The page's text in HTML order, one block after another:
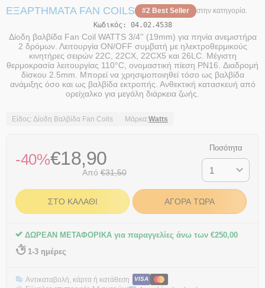
ΕΞΑΡΤΉΜΑΤΑ FAN COILS #2 Best Seller
στην κατηγορία.
Κωδικός:
04.02.4538
Δίοδη βαλβίδα Fan Coil WATTS 3/4'' (19mm) για πηνία ανεμιστήρα
2 δρόμων. Λειτουργία ON/OFF συμβατή με ηλεκτροθερμικούς
κινητήρες σειρών 22C, 22CX, 22CX5 και 26LC. Μέγιστη
θερμοκρασία λειτουργίας 110°C, ονομαστική πίεση PN16. Διαδρομή
δίσκου 2.5mm. Μπορεί να χρησιμοποιηθεί τόσο ως βαλβίδα
ανάμιξης όσο και ως βαλβίδα εκτροπής. Ανθεκτική κατασκευή από
ορείχαλκο για μεγάλη διάρκεια ζωής.
Είδος: Δίοδη Βαλβίδα Fan Coils Μάρκα:Watts
-40%€18,90
Από €31,50
Ποσότητα
ΣΤΟ ΚΑΛΆΘΙ ΑΓΟΡΆ ΤΏΡΑ
ΔΩΡΕΑΝ ΜΕΤΑΦΟΡΙΚΑ για παραγγελίες άνω των €250,00
1-3 ημέρες
Αντικαταβολή, κάρτα ή κατάθεση VISA